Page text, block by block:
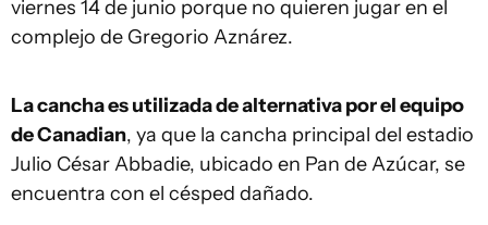
viernes 14 de junio porque no quieren jugar en el
complejo de Gregorio Aznárez.
La cancha es utilizada de alternativa por el equipo
de Canadian, ya que la cancha principal del estadio
Julio César Abbadie, ubicado en Pan de Azúcar, se
encuentra con el césped dañado.